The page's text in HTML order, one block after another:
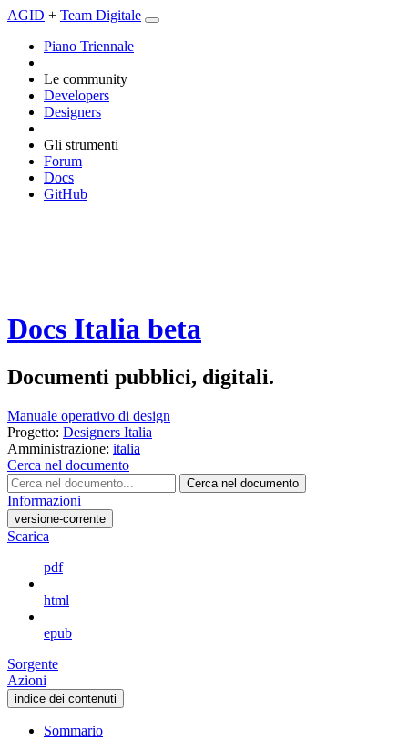
AGID + Team Digitale
Piano Triennale
Le community
Developers
Designers
Gli strumenti
Forum
Docs
GitHub
Docs Italia beta
Documenti pubblici, digitali.
Manuale operativo di design
Progetto: Designers Italia
Amministrazione: italia
Cerca nel documento
Cerca nel documento
Informazioni
versione-corrente
Scarica
pdf
html
epub
Sorgente
Azioni
indice dei contenuti
Sommario